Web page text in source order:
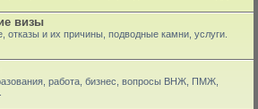
визы
и их причины, подводные камни, услуги.
работа, бизнес, вопросы ВНЖ, ПМЖ,